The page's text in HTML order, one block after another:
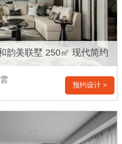
韵美联墅 250㎡ 现代简约
预约设计 >